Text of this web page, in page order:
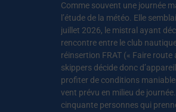
Comme souvent une journée
l’étude de la météo. Elle
juillet 2026, le mistral ayant
rencontre entre le club
réinsertion FRAT (« Faire route
skippers décide donc
profiter de conditions
vent prévu en milieu de
cinquante personnes qui